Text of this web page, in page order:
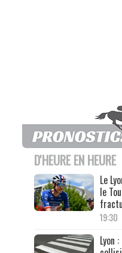
D'HEURE EN HEURE
Le
le
19:30
Lyon